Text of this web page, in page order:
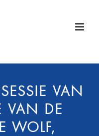
VAN
VAN DE
WOLF,